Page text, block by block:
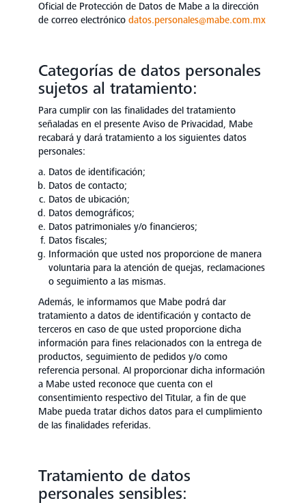
Oficial de Protección de Datos de Mabe a la dirección
de correo electrónico datos.personales@mabe.com.mx
Categorías de datos personales
sujetos al tratamiento:
Para cumplir con las finalidades del tratamiento
señaladas en el presente Aviso de Privacidad, Mabe
recabará y dará tratamiento a los siguientes datos
personales:
Datos de identificación;
Datos de contacto;
Datos de ubicación;
Datos demográficos;
Datos patrimoniales y/o financieros;
Datos fiscales;
Información que usted nos proporcione de manera
voluntaria para la atención de quejas, reclamaciones
o seguimiento a las mismas.
Además, le informamos que Mabe podrá dar
tratamiento a datos de identificación y contacto de
terceros en caso de que usted proporcione dicha
información para fines relacionados con la entrega de
productos, seguimiento de pedidos y/o como
referencia personal. Al proporcionar dicha información
a Mabe usted reconoce que cuenta con el
consentimiento respectivo del Titular, a fin de que
Mabe pueda tratar dichos datos para el cumplimiento
de las finalidades referidas.
Tratamiento de datos
personales sensibles: